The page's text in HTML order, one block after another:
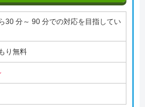
30 分～ 90 分での対応を目指してい
り無料